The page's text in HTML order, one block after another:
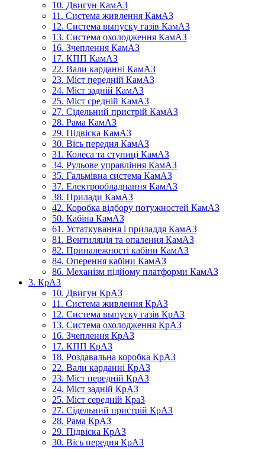
10. Двигун КамАЗ
11. Система живлення КамАЗ
12. Система выпуску газів КамАЗ
13. Система охолодження КамАЗ
16. Зчеплення КамАЗ
17. КПП КамАЗ
22. Вали карданні КамАЗ
23. Міст передній КамАЗ
24. Міст задній КамАЗ
25. Міст средній КамАЗ
27. Сідельний пристрій КамАЗ
28. Рама КамАЗ
29. Підвіска КамАЗ
30. Вісь передня КамАЗ
31. Колеса та ступиці КамАЗ
34. Рульове управління КамАЗ
35. Гальмівна система КамАЗ
37. Електрообладнання КамАЗ
38. Прилади КамАЗ
42. Коробка відбору потужностей КамАЗ
50. Кабіна КамАЗ
61. Устаткування і приладдя КамАЗ
81. Вентиляція та опалення КамАЗ
82. Приналежності кабіни КамАЗ
84. Оперення кабіни КамАЗ
86. Механізм підйому платформи КамАЗ
3. КрАЗ
10. Двигун КрАЗ
11. Система живлення КрАЗ
12. Система выпуску газів КрАЗ
13. Система охолодження КрАЗ
16. Зчеплення КрАЗ
17. КПП КрАЗ
18. Роздавальна коробка КрАЗ
22. Вали карданні КрАЗ
23. Міст передній КрАЗ
24. Міст задній КрАЗ
25. Міст середній КраЗ
27. Сідельний пристрій КрАЗ
28. Рама КрАЗ
29. Підвіска КрАЗ
30. Вісь передня КрАЗ